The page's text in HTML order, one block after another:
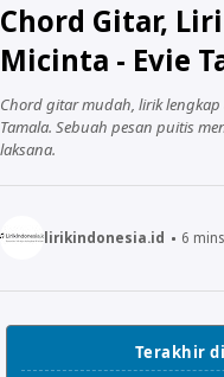
ALMANAR
RELIGI RAMADHAN
NISA SABYAN
Chord Gitar,
Micinta - Evie
Chord gitar mudah, lirik
Tamala. Sebuah pesan puitis
laksana.
lirikindonesia.id 6
Terakhir